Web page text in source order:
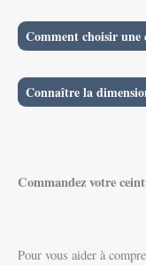
Comment choisir
Connaître la
Commandez votre
Pour vous aider à